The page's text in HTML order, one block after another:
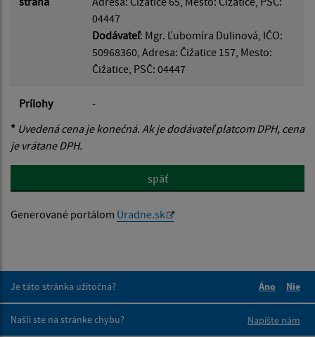
04447
Dodávateľ: Mgr. Ľubomíra Dulinová, IČO:
50968360, Adresa: Čižatice 157, Mesto:
Čižatice, PSČ: 04447
Prílohy
-
* Uvedená cena je konečná. Ak je dodávateľ platcom DPH, cena
je vrátane DPH.
späť
Generované portálom Uradne.sk
Je táto stránka užitočná?
Áno
Nie
Našli ste na stránke chybu?
Napíšte nám